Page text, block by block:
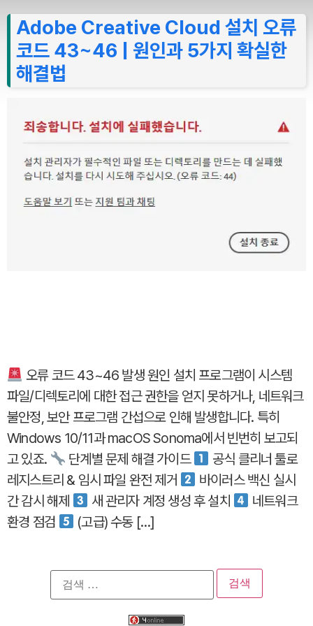
Adobe Creative Cloud 설치 오류
코드 43~46 | 원인과 5가지 확실한
해결법
오류 코드 43~46 발생 원인 설치 프로그램이 시스템
파일/디렉토리에 대한 접근 권한을 얻지 못하거나, 네트워크
불안정, 보안 프로그램 간섭으로 인해 발생합니다. 특히
Windows 10/11과 macOS Sonoma에서 빈번히 보고되
고 있죠.
단계별 문제 해결 가이드
공식 클리너 툴로
레지스트리 & 임시 파일 완전 제거
바이러스 백신 실시
간 감시 해제
새 관리자 계정 생성 후 설치
네트워크
환경 점검
(고급) 수동 […]
검
색: